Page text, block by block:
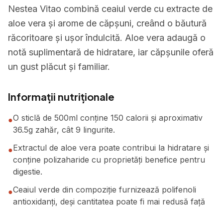
Nestea Vitao combină ceaiul verde cu extracte de
aloe vera și arome de căpșuni, creând o băutură
răcoritoare și ușor îndulcită. Aloe vera adaugă o
notă suplimentară de hidratare, iar căpșunile oferă
un gust plăcut și familiar.
Informații nutriționale
●O sticlă de 500ml conține 150 calorii și aproximativ
36.5g zahăr, cât 9 lingurite.
●Extractul de aloe vera poate contribui la hidratare și
conține polizaharide cu proprietăți benefice pentru
digestie.
●Ceaiul verde din compoziție furnizează polifenoli
antioxidanți, deși cantitatea poate fi mai redusă față